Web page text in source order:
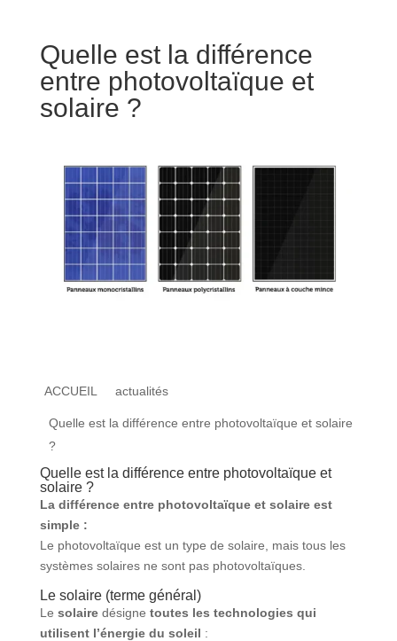
Quelle est la différence
entre photovoltaïque et
solaire ?
ACCUEIL actualités
Quelle est la différence entre photovoltaïque et solaire
?
Quelle est la différence entre photovoltaïque et
solaire ?
La différence entre photovoltaïque et solaire est
simple :
Le photovoltaïque est un type de solaire, mais tous les
systèmes solaires ne sont pas photovoltaïques.
Le solaire (terme général)
Le solairedésigne toutes les technologies qui
utilisent l’énergie du soleil :